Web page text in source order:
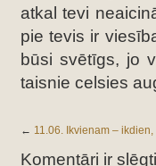
atkal tevi
pie tevis ir
būsi svētīgs, jo
taisnie celsies
← 11.06. Ikvienam –
Komentāri ir